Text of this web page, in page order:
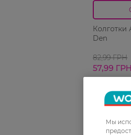
Колготки
Den
82,99 ГРН
57,99 ГРН
Мы